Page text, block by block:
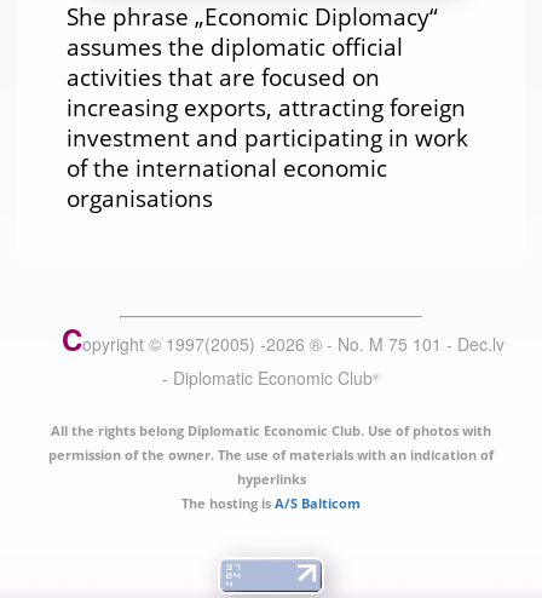
She phrase „Economic Diplomacy“
assumes the diplomatic official
activities that are focused on
increasing exports, attracting foreign
investment and participating in work
of the international economic
organisations
Copyright © 1997(2005) -2026 ® - No. M 75 101 - Dec.lv
- Diplomatic Economic Club®
All the rights belong Diplomatic Economic Club. Use of photos with
permission of the owner. The use of materials with an indication of
hyperlinks
The hosting is A/S Balticom